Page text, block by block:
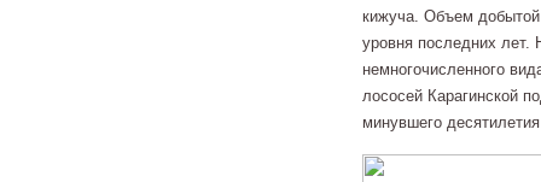
кижуча. Объем добытой
уровня последних лет.
немногочисленного
лососей Карагинской
минувшего